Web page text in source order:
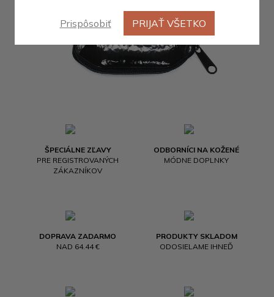
ŠPECIÁLNE ZĽAVY
PRE REGISTROVANÝCH
ZÁKAZNÍKOV
ODBORNÍCI NA KOŽENÉ
MÓDNE DOPLNKY
DOPRAVA ZADARMO
NAD 64.44 €
PRODUKTY SKLADOM
ODOSIELAME IHNEĎ
Prispôsobiť PRIJAŤ VŠETKO